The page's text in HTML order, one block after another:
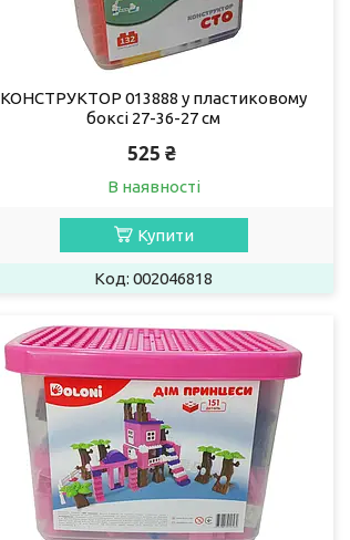
КОНСТРУКТОР 013888 у пластиковому
боксі 27-36-27 см
525 ₴
В наявності
Купити
002046818